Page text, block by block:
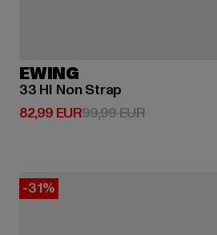
EWING
33 HI Non Strap
82,99 EUR
Derzeitiger Preis: 82,99 EUR
99,99 EUR
-31%